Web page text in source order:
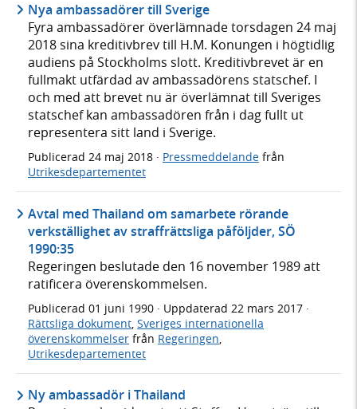
Nya ambassadörer till Sverige
Fyra ambassadörer överlämnade torsdagen 24 maj
2018 sina kreditivbrev till H.M. Konungen i högtidlig
audiens på Stockholms slott. Kreditivbrevet är en
fullmakt utfärdad av ambassadörens statschef. I
och med att brevet nu är överlämnat till Sveriges
statschef kan ambassadören från i dag fullt ut
representera sitt land i Sverige.
Publicerad 24 maj 2018 · Pressmeddelande från
Utrikesdepartementet
Avtal med Thailand om samarbete rörande
verkställighet av straffrättsliga påföljder, SÖ
1990:35
Regeringen beslutade den 16 november 1989 att
ratificera överenskommelsen.
Publicerad 01 juni 1990 · Uppdaterad 22 mars 2017 ·
Rättsliga dokument Sveriges internationella
överenskommelser från Regeringen
Utrikesdepartementet
Ny ambassadör i Thailand